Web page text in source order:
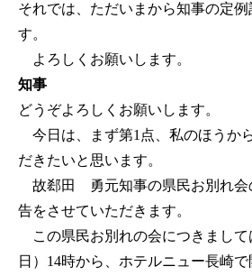
それでは、ただいまから知事の定例
す。
よろしくお願いします。
知事
どうぞよろしくお願いします。
今日は、まず第1点、私のほうか
だきたいと思います。
故郄田 勇元知事の県民お別れ会
告をさせていただきます。
この県民お別れの会につきまして
日）14時から、ホテルニュー長崎